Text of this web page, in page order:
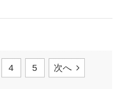
4 5 次へ